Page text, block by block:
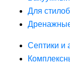
Для
Септики и